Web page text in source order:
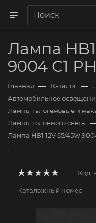
Лампа
9004 C1
Главная — Каталог —
Автомобильное
Лампы галогеновые и
Лампы головного света
Лампа HB1 12V 65/45W
Код
Каталожный номер —